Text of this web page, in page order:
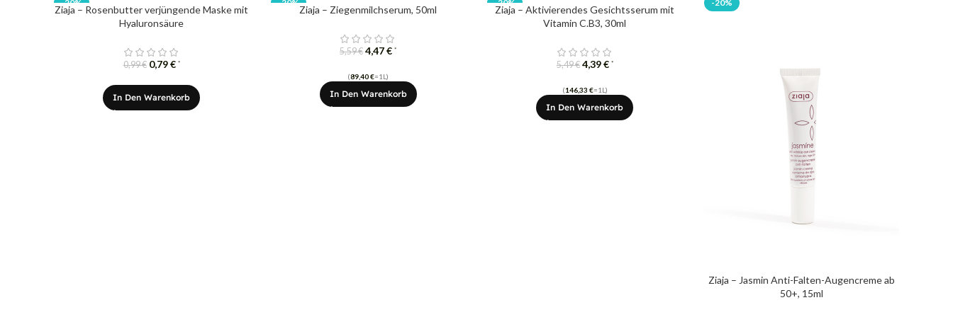
-20%
Ziaja – Rosenbutter verjüngende Maske mit
Hyaluronsäure
0,99€ 0,79€ *
In Den Warenkorb
-20%
Ziaja – Ziegenmilchserum, 50ml
5,59€ 4,47€ *
(89,40€=1L)
In Den Warenkorb
-20%
Ziaja – Aktivierendes Gesichtsserum mit
Vitamin C.B3, 30ml
5,49€ 4,39€ *
(146,33 €=1L)
In Den Warenkorb
-20%
Ziaja – Jasmin Anti-Falten-Augencreme ab
50+, 15ml